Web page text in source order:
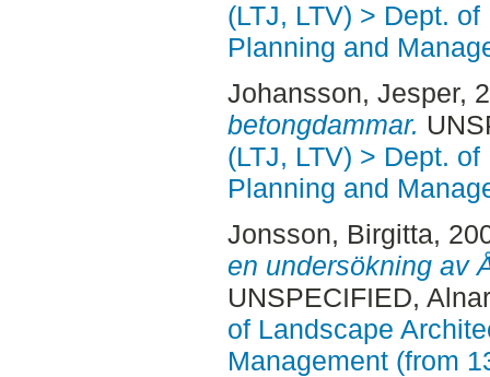
(LTJ, LTV) > Dept.
Planning and
Johansson, Jesper,
betongdammar.
(LTJ, LTV) > Dept.
Planning and
Jonsson, Birgitta,
en undersökning av
UNSPECIFIED,
of Landscape
Management (from